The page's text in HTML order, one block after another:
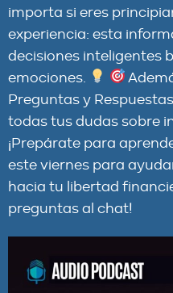
importa si eres
experiencia: esta
decisiones inteligentes
emociones.
Preguntas y
todas tus dudas sobre
¡Prepárate para
este viernes para
hacia tu libertad
preguntas al chat!